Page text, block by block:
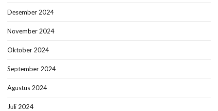
Desember 2024
November 2024
Oktober 2024
September 2024
Agustus 2024
Juli 2024